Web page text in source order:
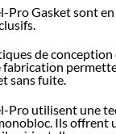
Pro Gasket sont
de
fabrication
sans fuite.
Pro utilisent une
Ils offrent